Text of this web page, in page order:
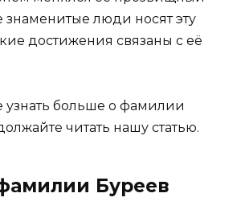
знаменитые люди носят эту
достижения связаны с её
узнать больше о фамилии
читать нашу статью.
Буреев